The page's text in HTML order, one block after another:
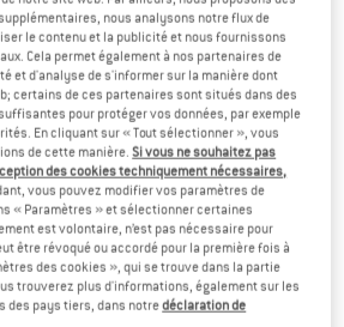
€
ARC'TERYX
Alpha FL 20
Sac à dos de montagne
249,95 €à partir de 197,46 €
(0)
nous analysons notre flux de
le contenu et la publicité et nous fournissons
Cela permet également à nos partenaires de
et d'analyse de s'informer sur la manière dont
certains de ces partenaires sont situés dans des
pour protéger vos données, par exemple
En cliquant sur « Tout sélectionner », vous
de cette manière.Si vous ne souhaitez pas
des cookies techniquement nécessaires,
vous pouvez modifier vos paramètres de
« Paramètres » et sélectionner certaines
est volontaire, n’est pas nécessaire pour
être révoqué ou accordé pour la première fois à
des cookies », qui se trouve dans la partie
trouverez plus d'informations, également sur les
des pays tiers, dans notredéclaration de